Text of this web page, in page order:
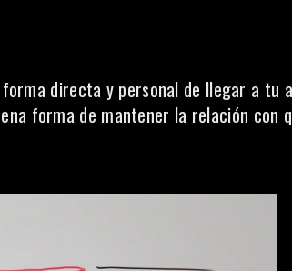
directa y personal de llegar a tu
forma de mantener la relación con